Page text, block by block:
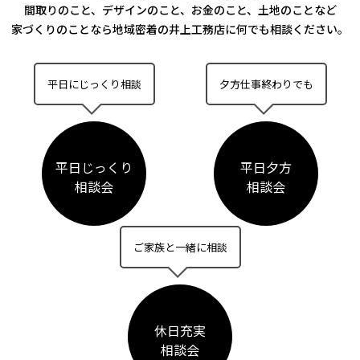
間取りのこと、デザインのこと、お金のこと、土地のことなど
家づくりのことなら地域密着の井上工務店に何でも相談ください。
平日にじっくり相談
平日じっくり
相談会
夕方仕事終わりでも
平日夕方
相談会
ご家族と一緒に相談
休日充実
相談会